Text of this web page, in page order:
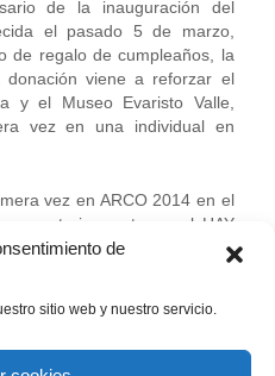
de
sitio web y nuestro servicio.
de la inauguración del
el pasado 5 de marzo,
de regalo de cumpleaños, la
donación viene a reforzar el
y el Museo Evaristo Valle,
vez en una individual en
vez en ARCO 2014 en el
posteriormente en el HAY
en la galería Cornión (2015),
en el taller de los también
Museo Evaristo Valle, entre